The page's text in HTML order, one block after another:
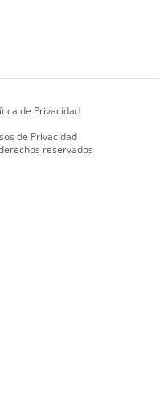
reservados
de Privacidad
de Privacidad